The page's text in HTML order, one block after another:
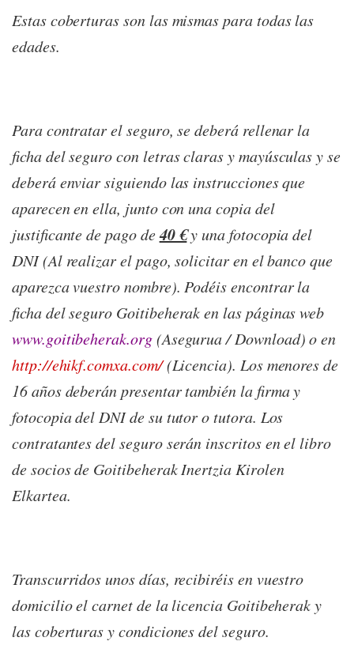
Estas coberturas son las mismas para todas las
edades.
Para contratar el seguro, se deberá rellenar la
ficha del seguro con letras claras y mayúsculas y se
deberá enviar siguiendo las instrucciones que
aparecen en ella, junto con una copia del
justificante de pago de40 €y una fotocopia del
DNI (Al realizar el pago, solicitar en el banco que
aparezca vuestro nombre). Podéis encontrar la
ficha del seguro Goitibeherak en las páginas web
www.goitibeherak.org(Asegurua / Download) o en
http://ehikf.comxa.com/(Licencia). Los menores de
16 años deberán presentar también la firma y
fotocopia del DNI de su tutor o tutora. Los
contratantes del seguro serán inscritos en el libro
de socios de Goitibeherak Inertzia Kirolen
Elkartea.
Transcurridos unos días, recibiréis en vuestro
domicilio el carnet de la licencia Goitibeherak y
las coberturas y condiciones del seguro.